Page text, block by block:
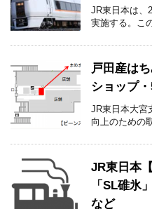
JR東日本は、
実施する。こ
戸田産は
ショップ
JR東日本大宮
向上のための
JR東日本
「SL碓氷
など